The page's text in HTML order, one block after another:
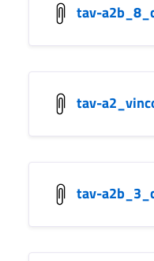
tav-
tav-
tav-